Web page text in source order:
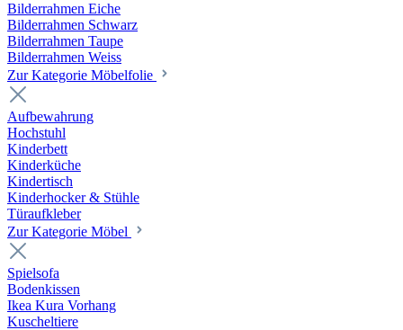
Bilderrahmen Eiche
Bilderrahmen Schwarz
Bilderrahmen Taupe
Bilderrahmen Weiss
Zur Kategorie Möbelfolie
Aufbewahrung
Hochstuhl
Kinderbett
Kinderküche
Kindertisch
Kinderhocker & Stühle
Türaufkleber
Zur Kategorie Möbel
Spielsofa
Bodenkissen
Ikea Kura Vorhang
Kuscheltiere